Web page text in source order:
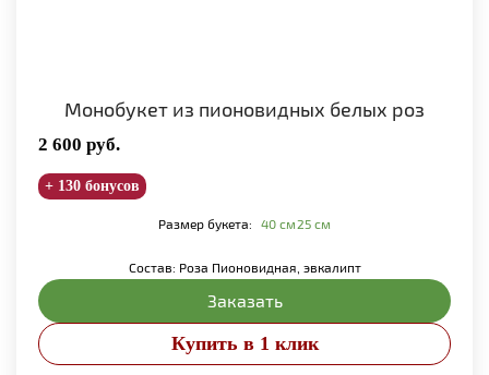
Монобукет из пионовидных белых роз
2 600 руб.
+ 130 бонусов
Размер букета: 40 см25 см
Состав: Роза Пионовидная, эвкалипт
Заказать
Купить в 1 клик